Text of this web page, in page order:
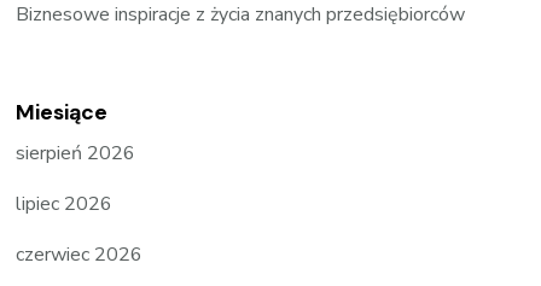
Biznesowe inspiracje z życia znanych przedsiębiorców
Miesiące
sierpień 2026
lipiec 2026
czerwiec 2026